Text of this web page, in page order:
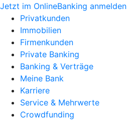
Jetzt im OnlineBanking anmelden
Privatkunden
Immobilien
Firmenkunden
Private Banking
Banking & Verträge
Meine Bank
Karriere
Service & Mehrwerte
Crowdfunding